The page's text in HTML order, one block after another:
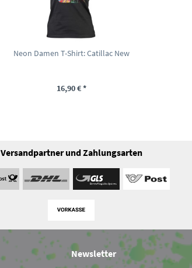
Neon Damen T-Shirt: Catillac New
16,90 € *
Versandpartner und Zahlungsarten
Newsletter